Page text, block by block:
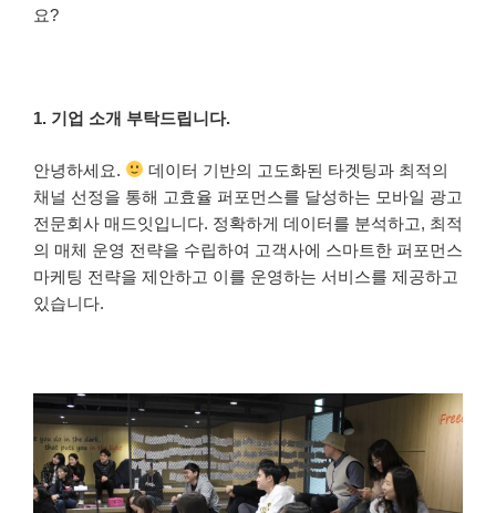
요?
1. 기업 소개 부탁드립니다.
안녕하세요.
데이터 기반의 고도화된 타겟팅과 최적의
채널 선정을 통해 고효율 퍼포먼스를 달성하는 모바일 광고
전문회사 매드잇입니다. 정확하게 데이터를 분석하고, 최적
의 매체 운영 전략을 수립하여 고객사에 스마트한 퍼포먼스
마케팅 전략을 제안하고 이를 운영하는 서비스를 제공하고
있습니다.